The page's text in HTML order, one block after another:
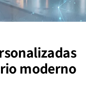
moderno